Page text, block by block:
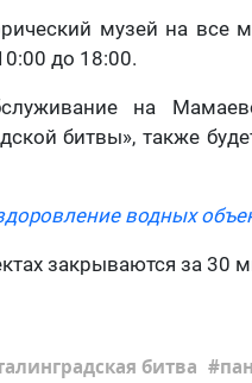
музей на все
до 18:00.
на
битвы», также
водных
закрываются за 30
битва